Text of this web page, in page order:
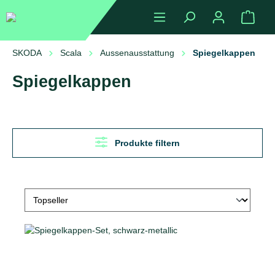
springen
SKODA Scala Aussenausstattung Spiegelkappen
Spiegelkappen
Produkte filtern